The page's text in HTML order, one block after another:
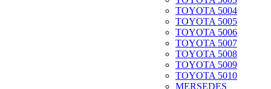
TOYOTA 5004
TOYOTA 5005
TOYOTA 5006
TOYOTA 5007
TOYOTA 5008
TOYOTA 5009
TOYOTA 5010
MERSEDES